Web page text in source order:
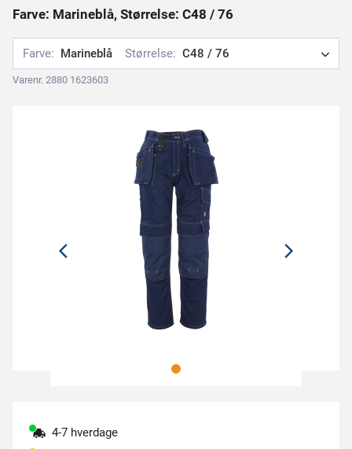
Farve: Marineblå, Størrelse: C48 / 76
Farve: Marineblå Størrelse: C48 / 76
Varenr. 2880 1623603
4-7 hverdage